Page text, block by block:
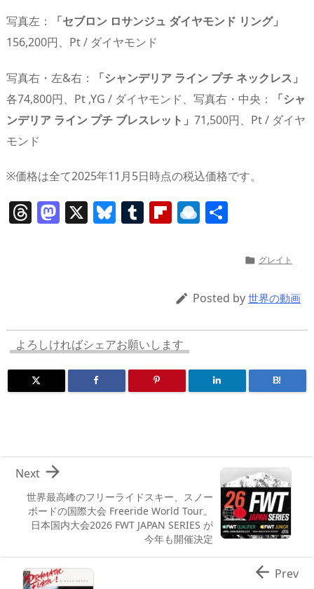
写真左：
「セブロン ロサンジュ ダイヤモンド リング」
156,200円、Pt / ダイヤモンド
写真右・左&右：
「シャンデリア ライン プチ ネックレス」
各74,800円、Pt ,YG / ダイヤモンド、写真右・中央：
「シャ
ンデリア ライン プチ ブレスレット」 71,500円、Pt / ダイヤ
モンド
※価格は全て2025年11月5日時点の税込価格です。
T
s
M
o
n
X Bl T Fl
ar
d
R
ro
p.
 グレイト
 Posted by 世界の動画
よろしければシェアお願いします
B!
世界最高峰のフリーライドスキー、スノー
ボードの国際大会 Freeride World Tour。
日本国内大会2026 FWT JAPAN SERIES が
今年も開催決定

Next
 Prev